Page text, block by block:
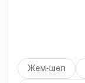
Жем-шөп